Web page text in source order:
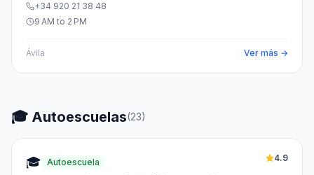
+34 920 21 38 48
9 AM to 2 PM
Ávila Ver más →
🎓 Autoescuelas(23)
🎓 Autoescuela 4.9